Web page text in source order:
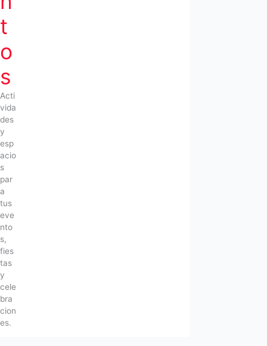
t
o
s
Acti
vida
des
y
esp
acio
s
par
a
tus
eve
nto
s,
fies
tas
y
cele
bra
cion
es.